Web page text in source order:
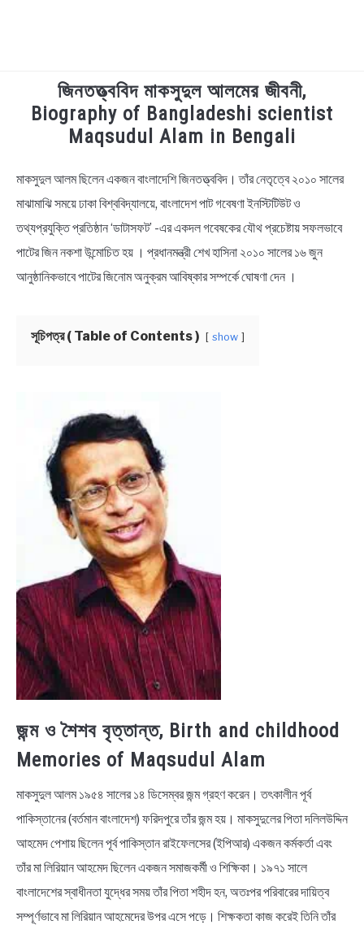
TECHNOLOGY
HEALTH & LIFESTYLE
BIOGRAPHY
EDUCATIONAL
BENGALI WISHES
BENGALI LYRICS
BENGALI NAMES
BENGALI STORIES
জিনতত্ত্ববিদ মাকসুদুল আলমের জীবনী,
Biography of Bangladeshi scientist
Maqsudul Alam in Bengali
in
Biography
মাকসুদুল আলম ছিলেন একজন বাংলাদেশি জিনতত্ত্ববিদ। তাঁর নেতৃত্বে ২০১০ সালের
মাঝামাঝি সময়ে ঢাকা বিশ্ববিদ্যালয়ে, বাংলাদেশ পাট গবেষণা ইনস্টিটিউট ও
তথ্যপ্রযুক্তি প্রতিষ্ঠান ‘ডাটাসফট’ -এর একদল গবেষকের যৌথ প্রচেষ্টায় সফলভাবে
পাটের জিন নকশা উন্মোচিত হয় । প্রধানমন্ত্রী শেখ হাসিনা ২০১০ সালের ১৬ জুন
আনুষ্ঠানিকভাবে পাটের জিনোম অনুক্রম আবিষ্কার সম্পর্কে ঘোষণা দেন ।
সূচিপত্র ( Table of Contents ) show
জন্ম ও শৈশব বৃত্তান্ত, Birth and childhood
Memories of Maqsudul Alam
মাকসুদুল আলম ১৯৫৪ সালের ১৪ ডিসেম্বর জন্ম গ্রহণ করেন। তৎকালীন পূর্ব
পাকিস্তানের (বর্তমান বাংলাদেশ) ফরিদপুরে তাঁর জন্ম হয়। মাকসুদুলের পিতা দলিলউদ্দিন
আহমেদ পেশায় ছিলেন পূর্ব পাকিস্তান রাইফেলসের (ইপিআর) একজন কর্মকর্তা এবং
তাঁর মা লিরিয়ান আহমেদ ছিলেন একজন সমাজকর্মী ও শিক্ষিকা। ১৯৭১ সালে
বাংলাদেশের স্বাধীনতা যুদ্ধের সময় তাঁর পিতা শহীদ হন, অতঃপর পরিবারের দায়িত্ব
সম্পূর্ণভাবে মা লিরিয়ান আহমেদের উপর এসে পড়ে। শিক্ষকতা কাজ করেই তিনি তাঁর